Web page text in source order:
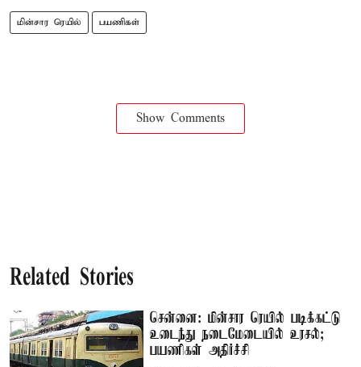
மின்சார ரெயில் பயணிகள்
Show Comments
Related Stories
சென்னை: மின்சார ரெயில் படிக்கட்டு
உடைந்து நடைமேடையில் உரசல்;
பயணிகள் அதிர்ச்சி